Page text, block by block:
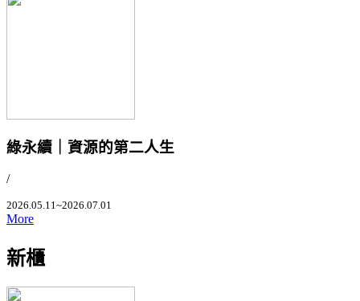
綠永續｜資源的第二人生
/
2026.05.11~2026.07.01
More
新櫃